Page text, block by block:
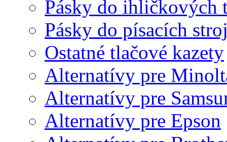
Pásky do ihličkových
Pásky do písacích
Ostatné tlačové kazety
Alternatívy pre
Alternatívy pre
Alternatívy pre Epson